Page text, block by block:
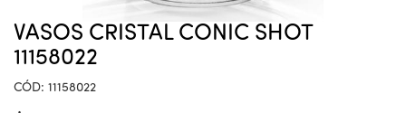
VASOS CRISTAL CONIC SHOT
11158022
CÓD: 11158022